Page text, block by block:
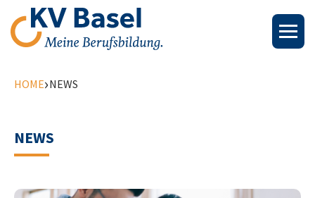
HOME›NEWS
NEWS